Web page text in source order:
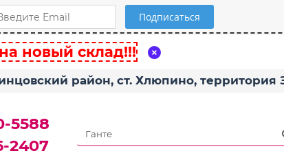
новый склад!!!
район, ст. Хлюпино, территория
5588
2407